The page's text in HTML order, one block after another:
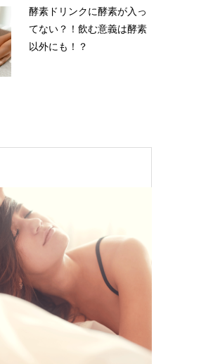
酵素ドリンクに酵素が入っ
てない？！飲む意義は酵素
以外にも！？